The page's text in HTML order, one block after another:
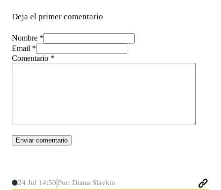
Deja el primer comentario
Nombre *
Email *
Comentario *
24 Jul 14:50 Por: Diana Slavkin